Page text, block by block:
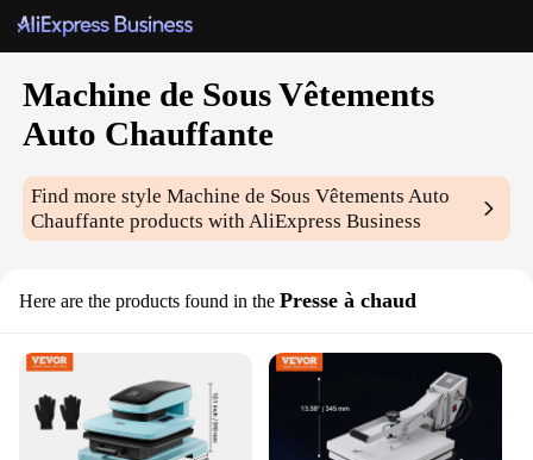
Machine de Sous Vêtements
Auto Chauffante
Find more styleMachine de Sous Vêtements Auto
Chauffante products with AliExpress Business
Here are the products found in the Presse à chaud